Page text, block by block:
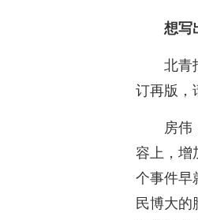
想写
北青
订再版，
房伟
容上，增
个事件早
民博大的